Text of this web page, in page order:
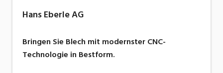
Marketing, Kommunikation, Medien, Druck
Medizin, Gesundheitswesen, Pflege
Hans Eberle AG
Bringen Sie Blech mit modernster CNC-
Technologie in Bestform.